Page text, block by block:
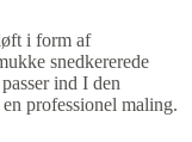
i form af
snedkererede
ind I den
professionel maling.